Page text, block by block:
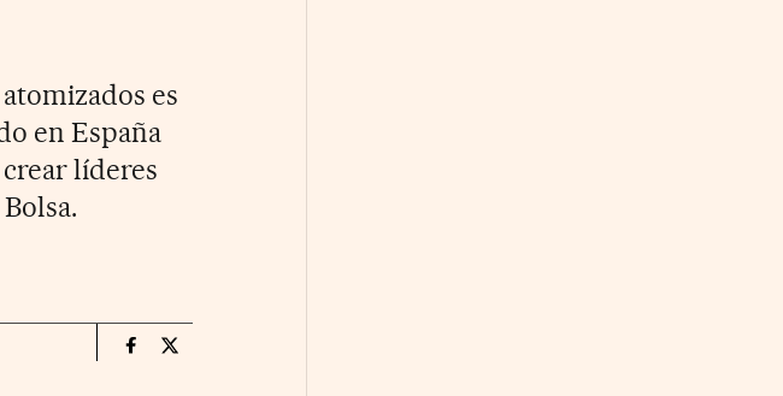
es
en España
líderes
Companias Cinco Días en Facebook
Companias Cinco Días en Twitter